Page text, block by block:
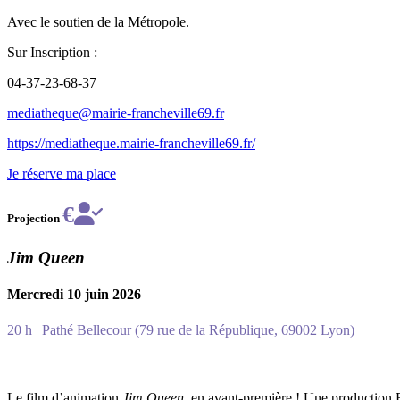
Avec le soutien de la Métropole.
Sur Inscription :
04-37-23-68-37
mediatheque@mairie-francheville69.fr
https://mediatheque.mairie-francheville69.fr/
Je réserve ma place
Projection €
Jim Queen
Mercredi 10 juin 2026
20 h | Pathé Bellecour (79 rue de la République, 69002 Lyon)